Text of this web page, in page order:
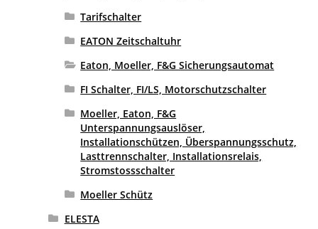
Tarifschalter
EATON Zeitschaltuhr
Eaton, Moeller, F&G Sicherungsautomat
FI Schalter, FI/LS, Motorschutzschalter
Moeller, Eaton, F&G
Unterspannungsauslöser,
Installationschützen, Überspannungsschutz,
Lasttrennschalter, Installationsrelais,
Stromstossschalter
Moeller Schütz
ELESTA